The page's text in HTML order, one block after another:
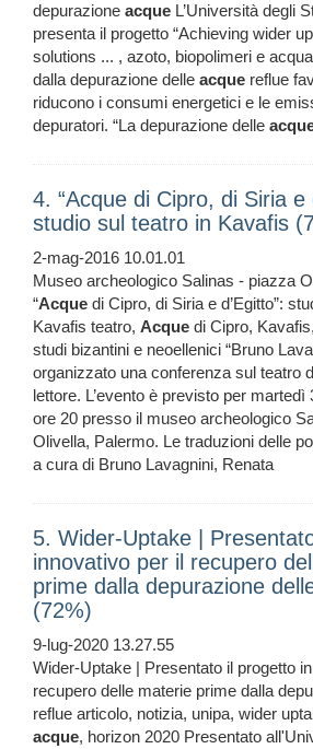
depurazione acque L’Università degli
presenta il progetto “Achieving wider
solutions ... , azoto, biopolimeri e
dalla depurazione delle acque reflue
riducono i consumi energetici e le
depuratori. “La depurazione delle
4. “Acque di Cipro, di Siria e
studio sul teatro in Kavafis
2-mag-2016 10.01.01
Museo archeologico Salinas - piazza
“Acque di Cipro, di Siria e d’Egitto”:
Kavafis teatro, Acque di Cipro,
studi bizantini e neoellenici “Bruno
organizzato una conferenza sul teatro
lettore. L’evento è previsto per martedì
ore 20 presso il museo archeologico
Olivella, Palermo. Le traduzioni delle
a cura di Bruno Lavagnini, Renata
5. Wider-Uptake |
innovativo per il recupero
prime dalla depurazione
(72%)
9-lug-2020 13.27.55
Wider-Uptake | Presentato il progetto
recupero delle materie prime dalla
reflue articolo, notizia, unipa, wider
acque, horizon 2020 Presentato